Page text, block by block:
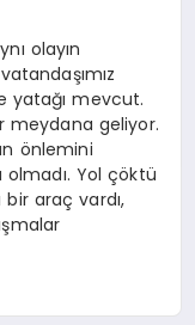
olayın
yatağı mevcut.
meydana geliyor.
önlemini
olmadı. Yol çöktü
bir araç vardı,